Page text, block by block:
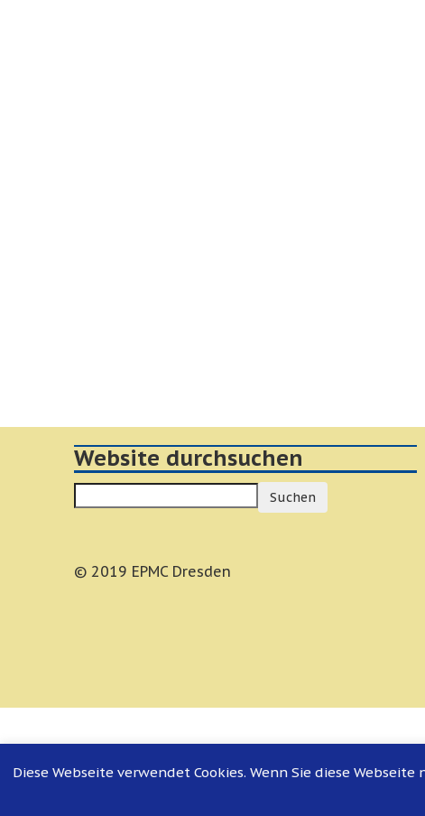
Website durchsuchen
Suchen
© 2019 EPMC Dresden
Diese Webseite verwendet Cookies. Wenn Sie diese